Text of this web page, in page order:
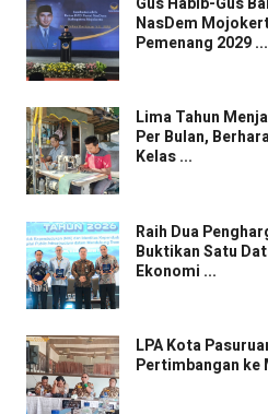
NasDem
Pemenang 2029 ...
Lima Tahun
Per Bulan,
Kelas ...
Raih Dua
Buktikan Satu
Ekonomi ...
LPA Kota
Pertimbangan ke